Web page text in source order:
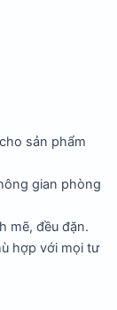
sản phẩm
gian phòng
mẽ, đều đặn.
hợp với mọi tư